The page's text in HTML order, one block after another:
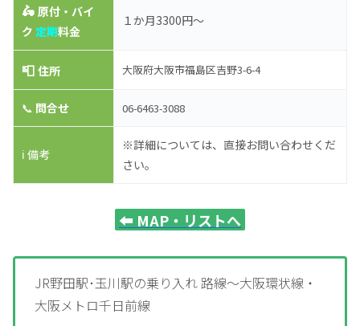
🛵原付・バイ
ク定期料金
１か月3300円～
📮住所 大阪府大阪市福島区吉野3-6-4
📞 問合せ 06-6463-3088
ℹ️ 備考
※詳細については、直接お問い合わせくだ
さい。
⬅️ MAP・リストへ
JR野田駅･玉川駅の乗り入れ 路線～大阪環状線・
大阪メトロ千日前線